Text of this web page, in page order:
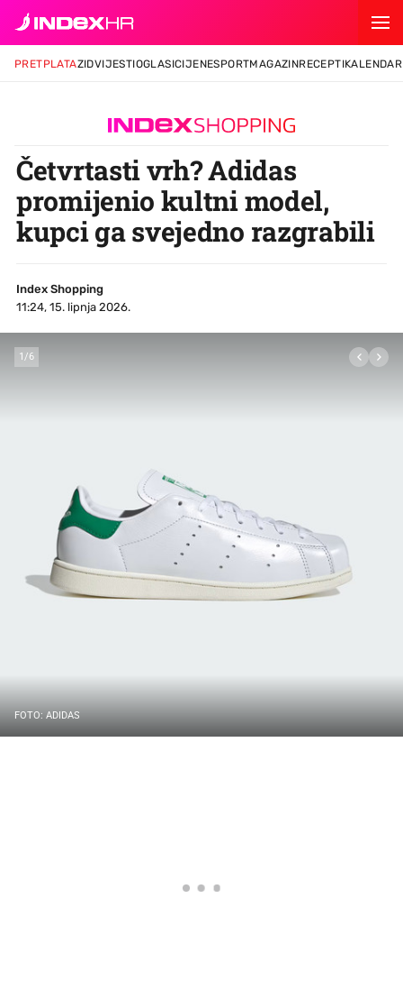
PRETPLATAZIDVIJESTIOGLASICIJENESPORTMAGAZINRECEPTIKALENDAR
Četvrtasti vrh? Adidas
promijenio kultni model,
kupci ga svejedno razgrabili
Index Shopping
11:24, 15. lipnja 2026.
1/6
FOTO: ADIDAS